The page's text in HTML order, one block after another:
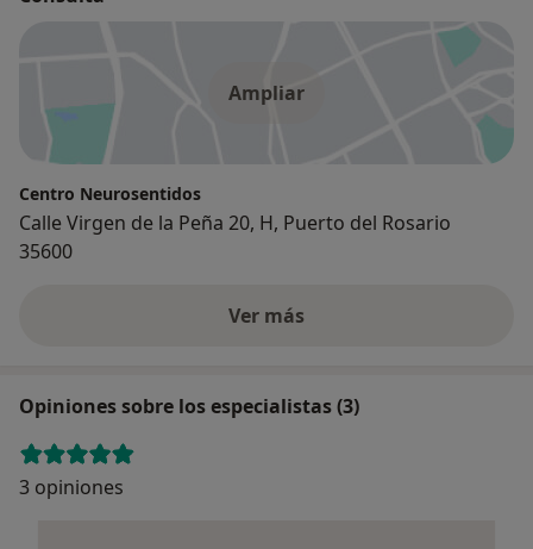
Ampliar
Centro Neurosentidos
Calle Virgen de la Peña 20, H, Puerto del Rosario
35600
Ver más
Opiniones sobre los especialistas (3)
3 opiniones